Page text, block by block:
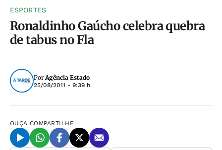
ESPORTES
Ronaldinho Gaúcho celebra quebra
de tabus no Fla
PorAgência Estado
25/08/2011 - 9:39 h
OUÇA COMPARTILHE